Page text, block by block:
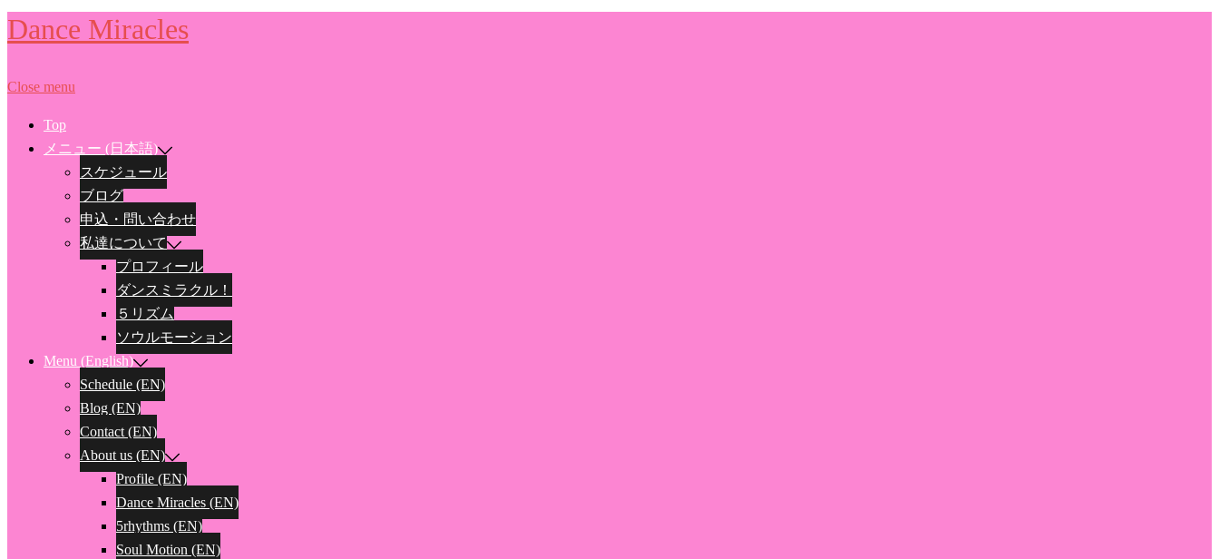
Dance Miracles
Close menu
Top
メニュー (日本語)
スケジュール
ブログ
申込・問い合わせ
私達について
プロフィール
ダンスミラクル！
５リズム
ソウルモーション
Menu (English)
Schedule (EN)
Blog (EN)
Contact (EN)
About us (EN)
Profile (EN)
Dance Miracles (EN)
5rhythms (EN)
Soul Motion (EN)